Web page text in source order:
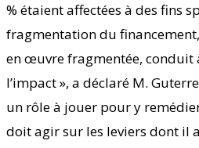
% étaient affectées à des fins
fragmentation du
en œuvre fragmentée, conduit
l’impact », a déclaré M.
un rôle à jouer pour y
doit agir sur les leviers dont il